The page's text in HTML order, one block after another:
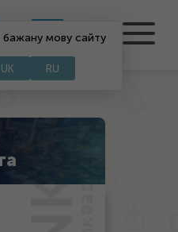
UA
бажану мову сайту
UK RU